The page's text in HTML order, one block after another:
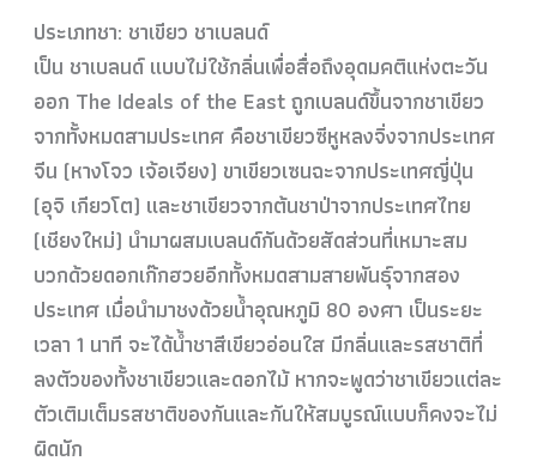
ประเภทชา: ชาเขียว ชาเบลนด์
เป็น ชาเบลนด์ แบบไม่ใช้กลิ่นเพื่อสื่อถึงอุดมคติแห่งตะวัน
ออก The Ideals of the East ถูกเบลนด์ขึ้นจากชาเขียว
จากทั้งหมดสามประเทศ คือชาเขียวซีหูหลงจิ่งจากประเทศ
จีน (หางโจว เจ้อเจียง) ขาเขียวเซนฉะจากประเทศญี่ปุ่น
(อุจิ เกียวโต) และชาเขียวจากต้นชาป่าจากประเทศไทย
(เชียงใหม่) นำมาผสมเบลนด์กันด้วยสัดส่วนที่เหมาะสม
บวกด้วยดอกเก๊กฮวยอีกทั้งหมดสามสายพันธุ์จากสอง
ประเทศ เมื่อนำมาชงด้วยน้ำอุณหภูมิ 80 องศา เป็นระยะ
เวลา 1 นาที จะได้น้ำชาสีเขียวอ่อนใส มีกลิ่นและรสชาติที่
ลงตัวของทั้งชาเขียวและดอกไม้ หากจะพูดว่าชาเขียวแต่ละ
ตัวเติมเต็มรสชาติของกันและกันให้สมบูรณ์แบบก็คงจะไม่
ผิดนัก